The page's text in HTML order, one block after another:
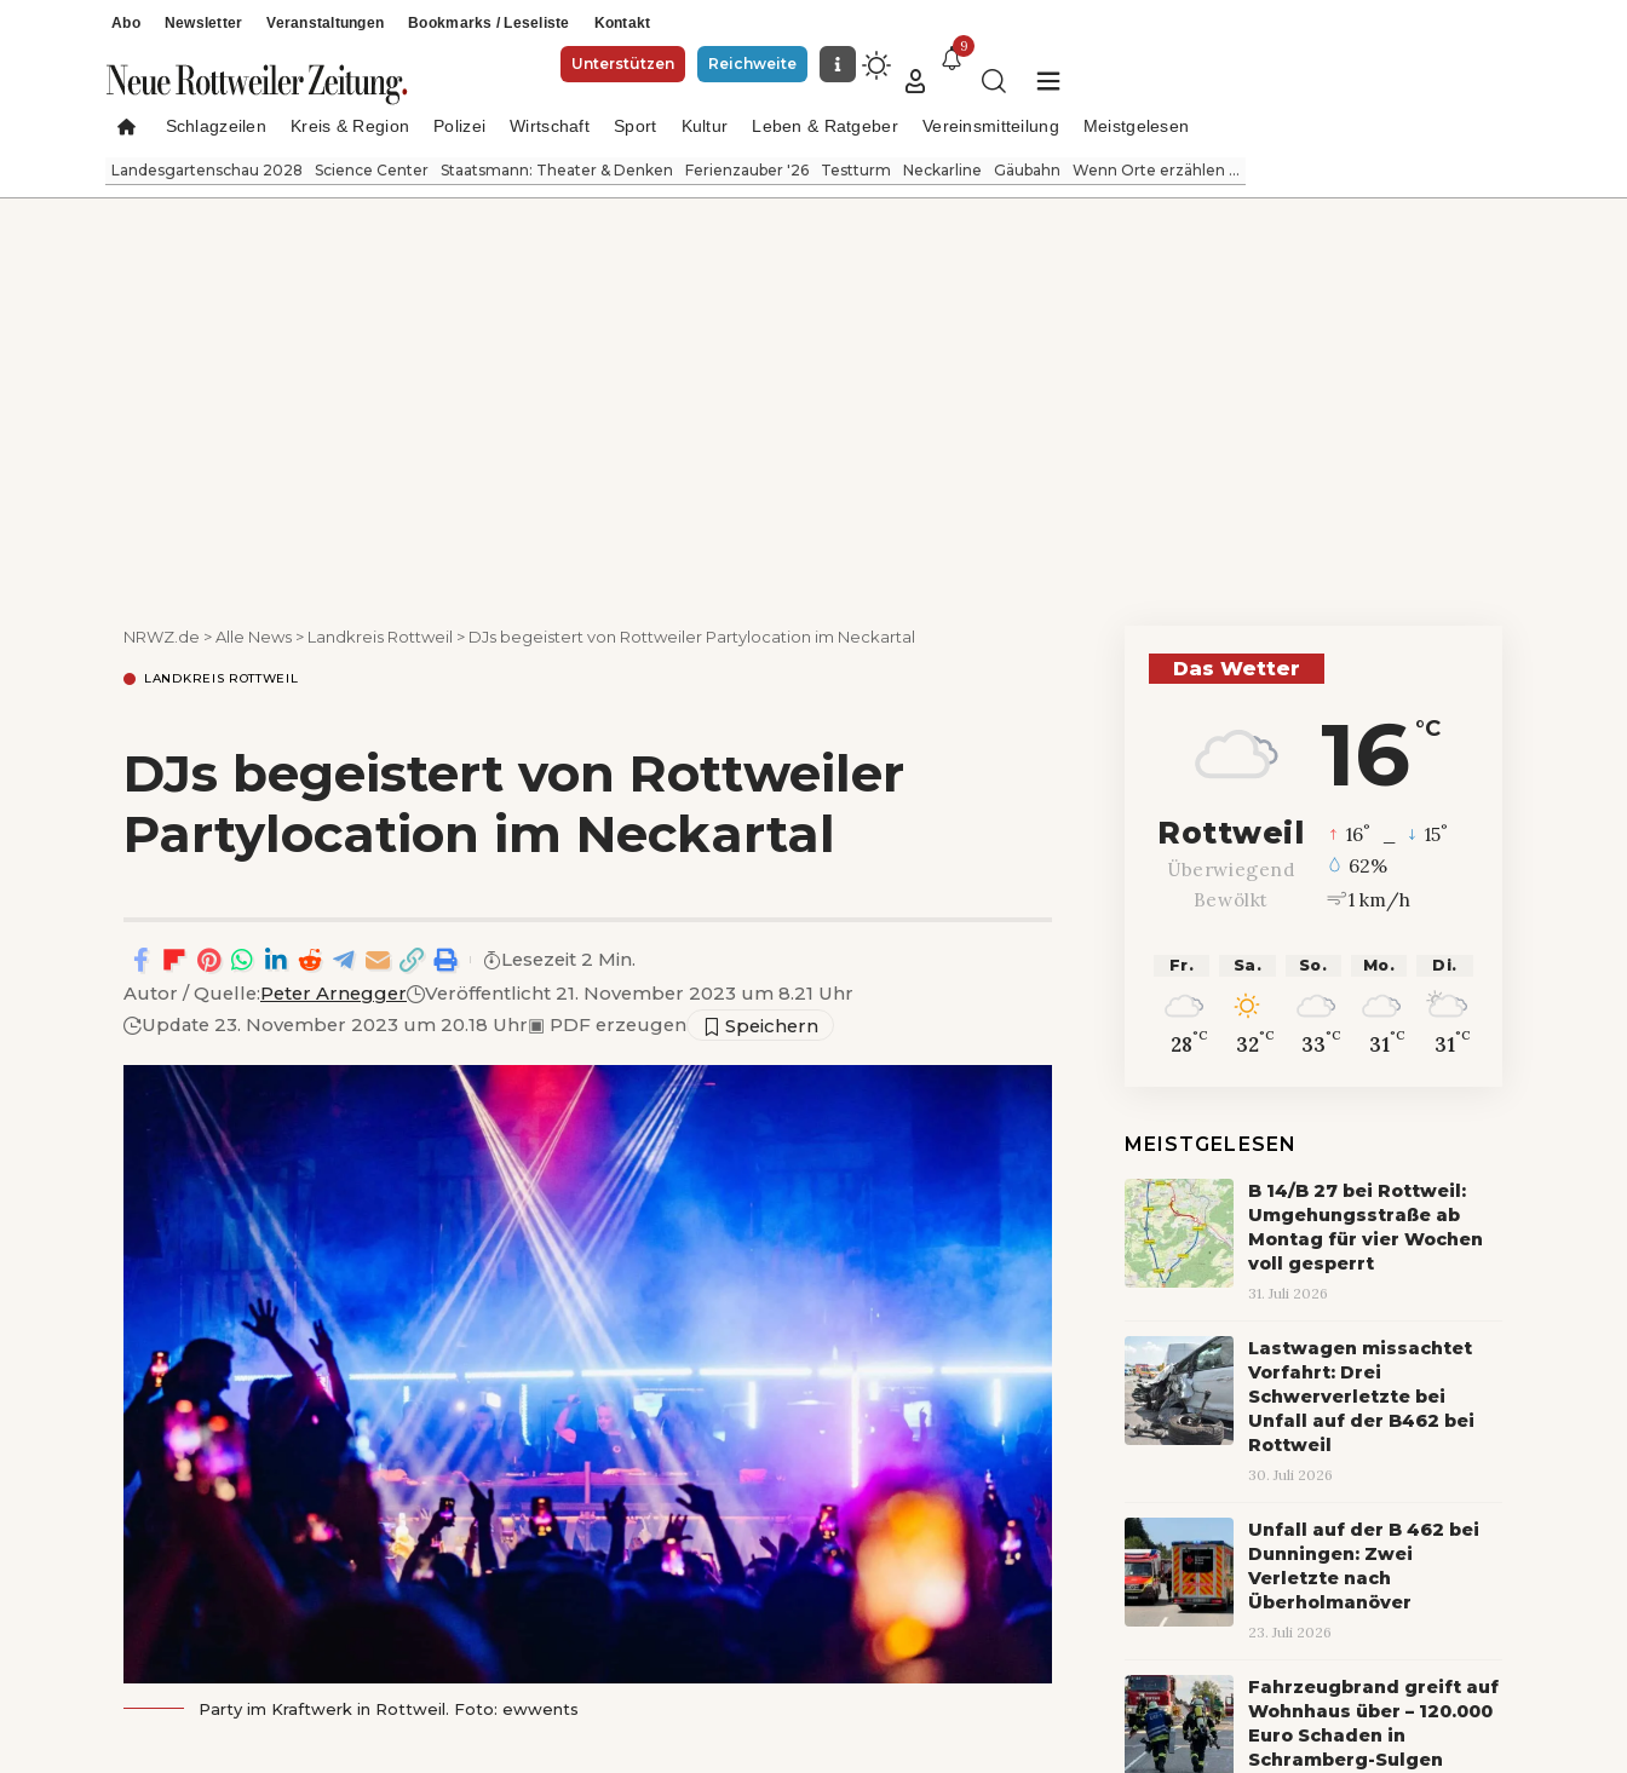
Abo Newsletter Veranstaltungen Bookmarks / Leseliste Kontakt
Unterstützen Reichweite
9
Schlagzeilen Kreis & Region Polizei Wirtschaft Sport Kultur Leben & Ratgeber Vereinsmitteilung Meistgelesen
Landesgartenschau 2028 Science Center Staatsmann: Theater & Denken Ferienzauber '26 Testturm Neckarline Gäubahn Wenn Orte erzählen ...
NRWZ.de >Alle News > Landkreis Rottweil > DJs begeistert von Rottweiler Partylocation im Neckartal
LANDKREIS ROTTWEIL
DJs begeistert von Rottweiler
Partylocation im Neckartal
Autor / Quelle:Peter Arnegger
Veröffentlicht 21. November 2023 um 8.21 Uhr
Update 23. November 2023 um 20.18 Uhr▣ PDF erzeugen
Lesezeit 2 Min.
Party im Kraftwerk in Rottweil. Foto: ewwents
Das Wetter
16 °C
Rottweil
Überwiegend
Bewölkt
16° 15°
62%
1 km/h
Fr.
28°C
Sa.
32°C
So.
33°C
Mo.
31°C
Di.
31°C
MEISTGELESEN
B 14/B 27 bei Rottweil:
Umgehungsstraße ab
Montag für vier Wochen
voll gesperrt
31. Juli 2026
Lastwagen missachtet
Vorfahrt: Drei
Schwerverletzte bei
Unfall auf der B462 bei
Rottweil
30. Juli 2026
Unfall auf der B 462 bei
Dunningen: Zwei
Verletzte nach
Überholmanöver
23. Juli 2026
Fahrzeugbrand greift auf
Wohnhaus über – 120.000
Euro Schaden in
Schramberg-Sulgen